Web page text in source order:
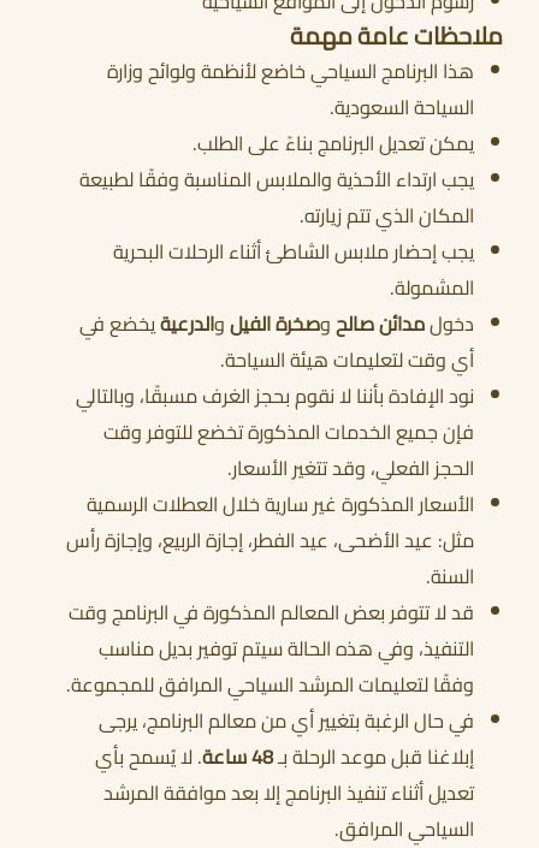
ملاحظات عامة مهمة
هذا البرنامج السياحي خاضع لأنظمة ولوائح وزارة
السياحة السعودية.
يمكن تعديل البرنامج بناءً على الطلب.
يجب ارتداء الأحذية والملابس المناسبة وفقًا لطبيعة
المكان الذي تتم زيارته.
يجب إحضار ملابس الشاطئ أثناء الرحلات البحرية
المشمولة.
دخولمدائن صالحوصخرة الفيلوالدرعيةيخضع في
أي وقت لتعليمات هيئة السياحة.
نود الإفادة بأننا لا نقوم بحجز الغرف مسبقًا، وبالتالي
فإن جميع الخدمات المذكورة تخضع للتوفر وقت
الحجز الفعلي، وقد تتغير الأسعار.
الأسعار المذكورة غير سارية خلال العطلات الرسمية
مثل: عيد الأضحى، عيد الفطر، إجازة الربيع، وإجازة رأس
السنة.
قد لا تتوفر بعض المعالم المذكورة في البرنامج وقت
التنفيذ، وفي هذه الحالة سيتم توفير بديل مناسب
وفقًا لتعليمات المرشد السياحي المرافق للمجموعة.
في حال الرغبة بتغيير أي من معالم البرنامج، يرجى
إبلاغنا قبل موعد الرحلة بـ48 ساعة
. لا يُسمح بأي
تعديل أثناء تنفيذ البرنامج إلا بعد موافقة المرشد
السياحي المرافق.